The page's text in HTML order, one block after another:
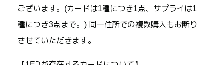
ございます。(カードは1種につき1点、サプライは1
種につき3点まで。) 同一住所での複数購入もお断り
させていただきます。